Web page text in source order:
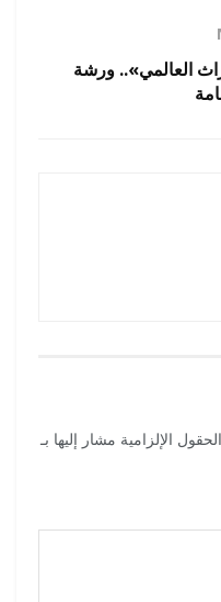
العالمي».. ورشة
الحقول الإلزامية مشار إليها بـ